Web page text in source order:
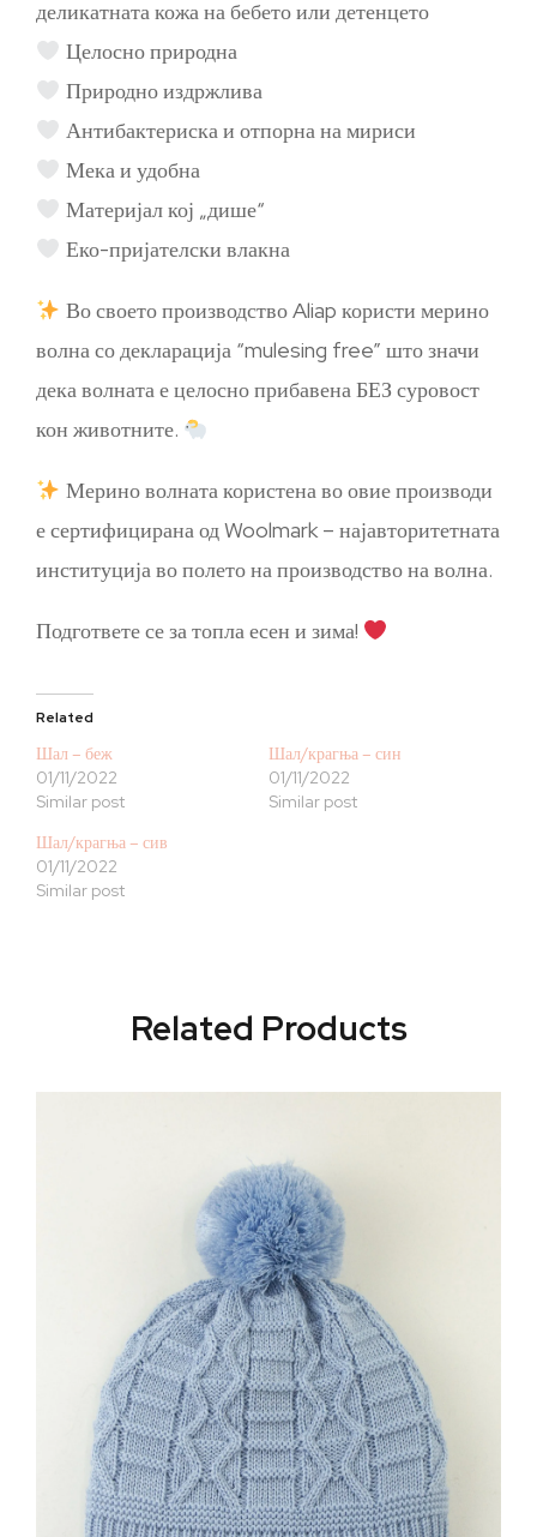
деликатната кожа на бебето или детенцето
Целосно природна
Природно издржлива
Антибактериска и отпорна на мириси
Мека и удобна
Материјал кој „дише“
Еко-пријателски влакна
Во своето производство Aliap користи мерино
волна со декларација “mulesing free” што значи
дека волната е целосно прибавена БЕЗ суровост
кон животните.
Мерино волната користена во овие производи
е сертифицирана од Woolmark – најавторитетната
институција во полето на производство на волна.
Подгответе се за топла есен и зима!
Related
Шал – беж
01/11/2022
Similar post
Шал/крагња – син
01/11/2022
Similar post
Шал/крагња – сив
01/11/2022
Similar post
Related Products